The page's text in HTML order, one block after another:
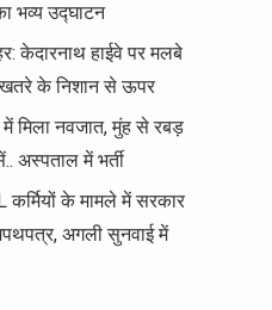
भव्य उद्घाटन
केदारनाथ हाईवे पर मलबे
के निशान से ऊपर
मिला नवजात, मुंह से रबड़
अस्पताल में भर्ती
कर्मियों के मामले में सरकार
अगली सुनवाई में